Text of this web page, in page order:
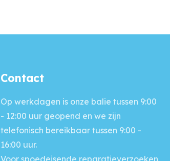
Contact
Op werkdagen is onze balie tussen 9:00
- 12:00 uur geopend en we zijn
telefonisch bereikbaar tussen 9:00 -
16:00 uur.